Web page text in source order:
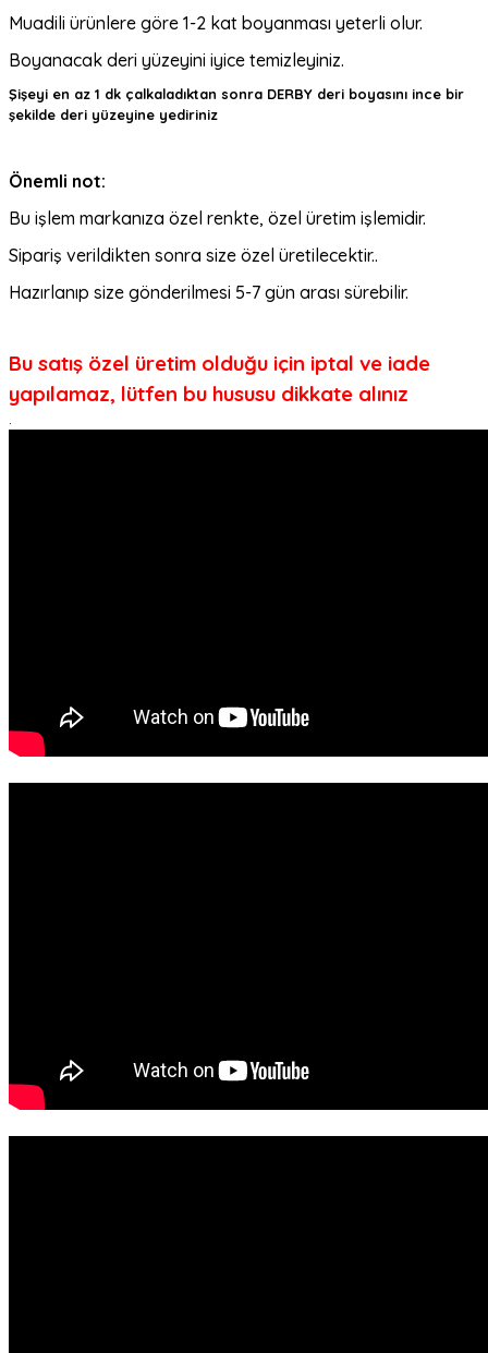
Muadili ürünlere göre 1-2 kat boyanması yeterli olur.
Boyanacak deri yüzeyini iyice temizleyiniz.
Şişeyi en az 1 dk çalkaladıktan sonra DERBY deri boyasını ince bir
şekilde deri yüzeyine yediriniz
Önemli not:
Bu işlem markanıza özel renkte, özel üretim işlemidir.
Sipariş verildikten sonra size özel üretilecektir..
Hazırlanıp size gönderilmesi 5-7 gün arası sürebilir.
Bu satış özel üretim olduğu için iptal ve iade
yapılamaz, lütfen bu hususu dikkate alınız